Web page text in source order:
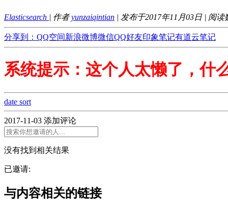
Elasticsearch | 作者yunzaiqintian | 发布于2017年11月03日 | 阅读
分享到： QQ空间新浪微博微信QQ好友印象笔记有道云笔记
系统提示：这个人太懒了，什
date sort
2017-11-03 添加评论
没有找到相关结果
已邀请:
与内容相关的链接